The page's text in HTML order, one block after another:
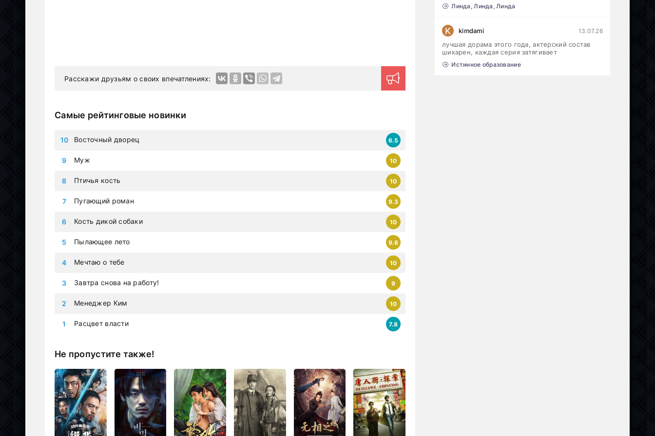
Расскажи друзьям о своих впечатлениях:
Самые рейтинговые новинки
Расцвет власти 7.8
Менеджер Ким 10
Завтра снова на работу! 9
Мечтаю о тебе 10
Пылающее лето 9.6
Кость дикой собаки 10
Пугающий роман 9.3
Птичья кость 10
Муж 10
Восточный дворец 6.5
Не пропустите также!
Линда, Линда, Линда
K kimdami 13.07.26
лучшая дорама этого года, актерский состав
шикарен, каждая серия затягивает
Истинное образование